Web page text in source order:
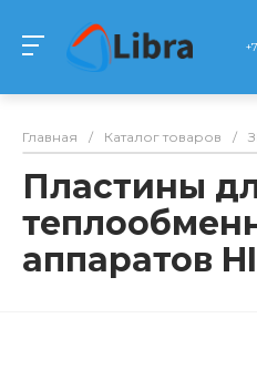
Главная / Каталог товаров /
Пластины
аппаратов